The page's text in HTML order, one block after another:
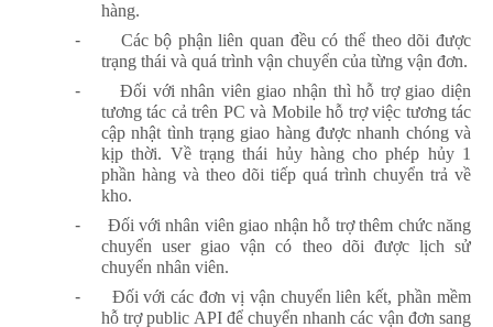
hàng.
-
Các bộ phậnliên quan đều có thể theo dõi được
trạng thái và quá trình vận chuyển của từng vận đơn.
-
Đối với nhân viên giao nhận thì hỗ trợ giao diện
tương tác cả trên PC và Mobile hỗ trợ việc tương tác
cập nhật tình trạng giao hàng được nhanh chóng và
kịp thời. Về trạng thái hủy hàng cho phép hủy 1
phần hàng và theo dõi tiếp quá trình chuyển trả về
kho.
-
Đối với nhân viên giao nhận hỗ trợ thêm chức năng
chuyển user giao vận có theo dõi được lịch sử
chuyển nhân viên.
-
Đối với các đơn vị vận chuyển liên kết, phần mềm
hỗ trợ public API để chuyển nhanh các vận đơn sang